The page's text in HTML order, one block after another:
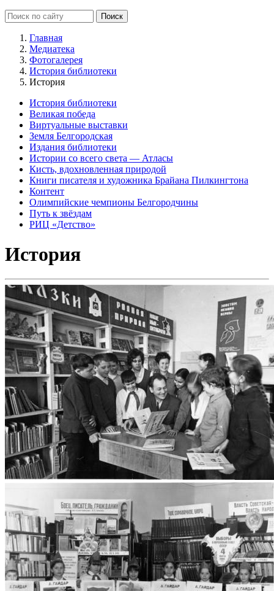
Главная
Медиатека
Фотогалерея
История библиотеки
История
История библиотеки
Великая победа
Виртуальные выставки
Земля Белгородская
Издания библиотеки
Истории со всего света — Атласы
Кисть, вдохновленная природой
Книги писателя и художника Брайана Пилкингтона
Контент
Олимпийские чемпионы Белгородчины
Путь к звёздам
РИЦ «Детство»
История